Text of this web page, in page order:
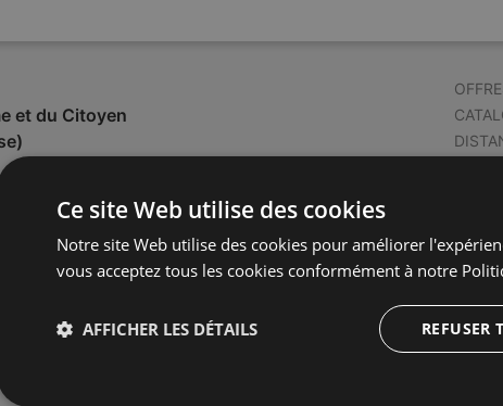
et du Citoyen
Ce site Web utilise des cookies
Notre site Web utilise des cookies pour améliorer
vous acceptez tous les cookies conformément à notre
REFUSER
AFFICHER LES DÉTAILS